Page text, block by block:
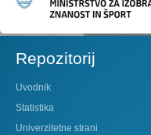
Repozitorij
Uvodnik
Statistika
Univerzitetne strani